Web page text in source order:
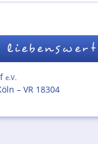
e.V.
– VR 18304